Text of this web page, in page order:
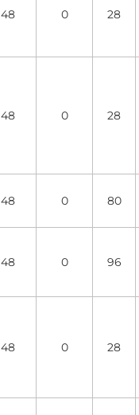
48 0 28
48 0 28
48 0 80
48 0 96
48 0 28